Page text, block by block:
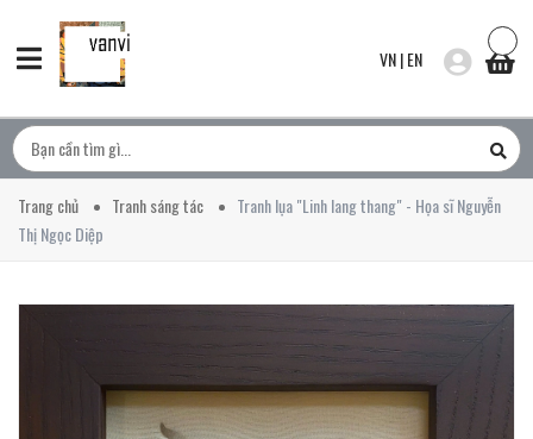
VN|EN
Trang chủ Tranh sáng tác
Tranh lụa "Linh lang thang" - Họa sĩ Nguyễn
Thị Ngọc Diệp